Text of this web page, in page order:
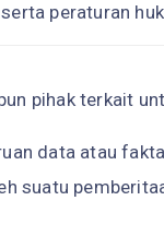
peraturan
pihak terkait
data atau fakta
suatu